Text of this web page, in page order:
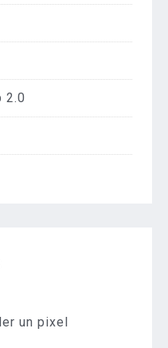
2.0
un pixel